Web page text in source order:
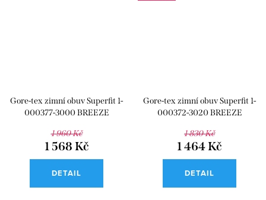
Gore-tex zimní obuv Superfit 1-
000377-3000 BREEZE
1 960 Kč
1 568 Kč
DETAIL
Gore-tex zimní obuv Superfit 1-
000372-3020 BREEZE
1 830 Kč
1 464 Kč
DETAIL